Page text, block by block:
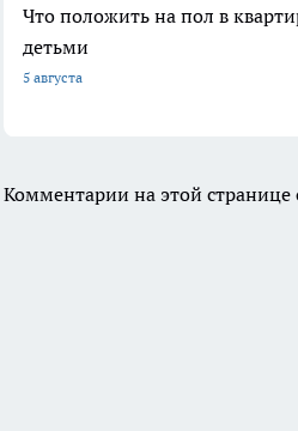
Что положить на пол в
детьми
5 августа
Комментарии на этой